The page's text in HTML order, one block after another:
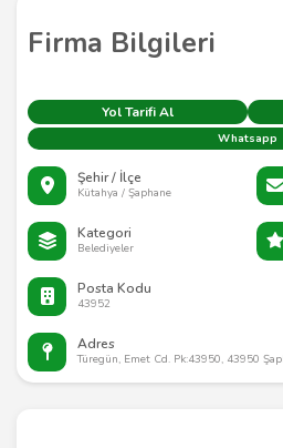
Firma Bilgileri
Yol Tarifi Al
Whatsapp
Şehir / İlçe
Kütahya / Şaphane
Kategori
Belediyeler
Posta Kodu
43952
Adres
Türegün, Emet Cd. Pk:43950, 43950